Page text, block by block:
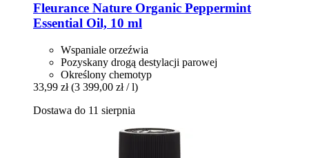
Fleurance Nature Organic Peppermint
Essential Oil, 10 ml
Wspaniale orzeźwia
Pozyskany drogą destylacji parowej
Określony chemotyp
33,99 zł (3 399,00 zł / l)
Dostawa do 11 sierpnia